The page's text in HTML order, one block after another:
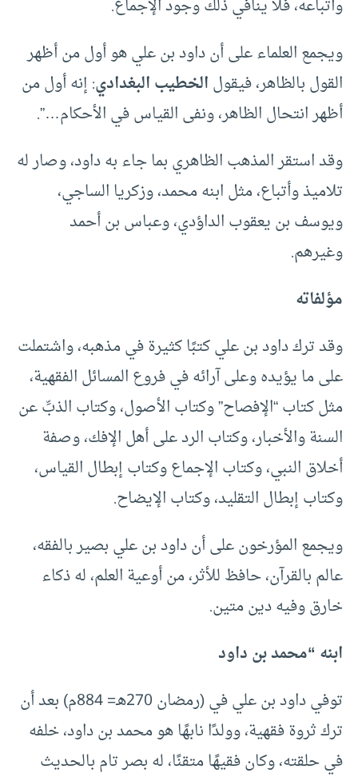
وأتباعه، فلا ينافي ذلك وجود الإجماع.
ويجمع العلماء على أن داود بن علي هو أول من أظهر
القول بالظاهر، فيقولالخطيب البغدادي: إنه أول من
أظهر انتحال الظاهر، ونفى القياس في الأحكام…”.
وقد استقر المذهب الظاهري بما جاء به داود، وصار له
تلاميذ وأتباع، مثل ابنه محمد، وزكريا الساجي،
ويوسف بن يعقوب الداؤدي، وعباس بن أحمد
وغيرهم.
مؤلفاته
وقد ترك داود بن علي كتبًا كثيرة في مذهبه، واشتملت
على ما يؤيده وعلى آرائه في فروع المسائل الفقهية،
مثل كتاب “الإفصاح” وكتاب الأصول، وكتاب الذبِّ عن
السنة والأخبار، وكتاب الرد على أهل الإفك، وصفة
أخلاق النبي، وكتاب الإجماع وكتاب إبطال القياس،
وكتاب إبطال التقليد، وكتاب الإيضاح.
ويجمع المؤرخون على أن داود بن علي بصير بالفقه،
عالم بالقرآن، حافظ للأثر، من أوعية العلم، له ذكاء
خارق وفيه دين متين.
ابنه “محمد بن داود
توفي داود بن علي في (رمضان 270هـ= 884م) بعد أن
ترك ثروة فقهية، وولدًا نابهًا هو محمد بن داود، خلفه
في حلقته، وكان فقيهًا متقنًا، له بصر تام بالحديث